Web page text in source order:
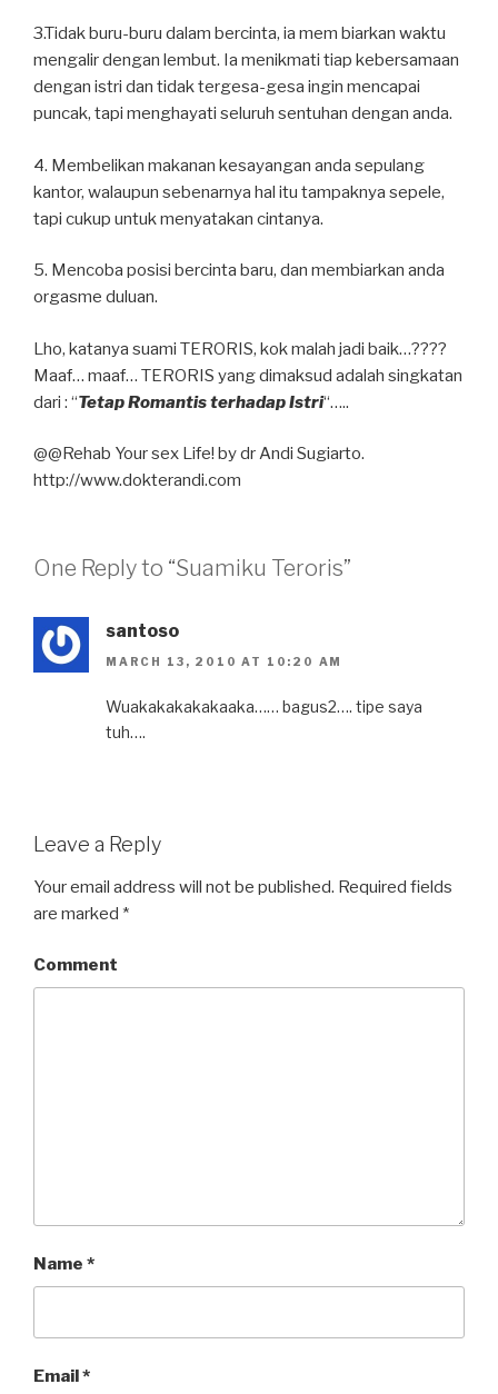
3.Tidak buru-buru dalam bercinta, ia mem biarkan waktu
mengalir dengan lembut. Ia menikmati tiap kebersamaan
dengan istri dan tidak tergesa-gesa ingin mencapai
puncak, tapi menghayati seluruh sentuhan dengan anda.
4. Membelikan makanan kesayangan anda sepulang
kantor, walaupun sebenarnya hal itu tampaknya sepele,
tapi cukup untuk menyatakan cintanya.
5. Mencoba posisi bercinta baru, dan membiarkan anda
orgasme duluan.
Lho, katanya suami TERORIS, kok malah jadi baik…????
Maaf… maaf… TERORIS yang dimaksud adalah singkatan
dari : “Tetap Romantis terhadap Istri“…..
@@Rehab Your sex Life! by dr Andi Sugiarto.
http://www.dokterandi.com
One Reply to “Suamiku Teroris”
santoso
MARCH 13, 2010 AT 10:20 AM
Wuakakakakakaaka…… bagus2…. tipe saya
tuh….
Leave a Reply
Your email address will not be published. Required fields
are marked *
Comment
Name *
Email*